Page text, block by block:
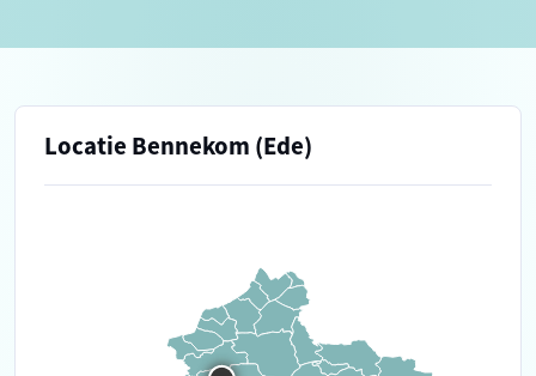
Locatie Bennekom (Ede)